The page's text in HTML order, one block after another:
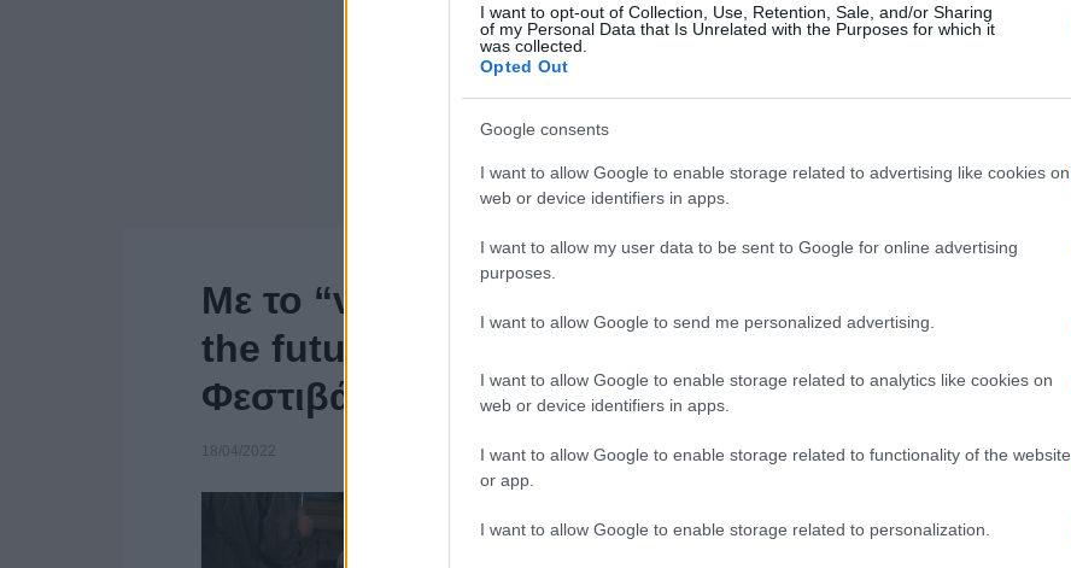
I want to opt-out of Collection, Use, Retention, Sale, and/or Sharing
of my Personal Data that Is Unrelated with the Purposes for which it
was collected.
Opted Out
Google consents
I want to allow Google to enable storage related to advertising like cookies on
web or device identifiers in apps.
I want to allow my user data to be sent to Google for online advertising
purposes.
I want to allow Google to send me personalized advertising.
I want to allow Google to enable storage related to analytics like cookies on
web or device identifiers in apps.
I want to allow Google to enable storage related to functionality of the website
or app.
I want to allow Google to enable storage related to personalization.
Με το “νόμο Κρέτσου” η ταινία “Crimes of
the future” του Κρόνεμπεργκ στο 75ο
Φεστιβάλ Καννών
18/04/2022